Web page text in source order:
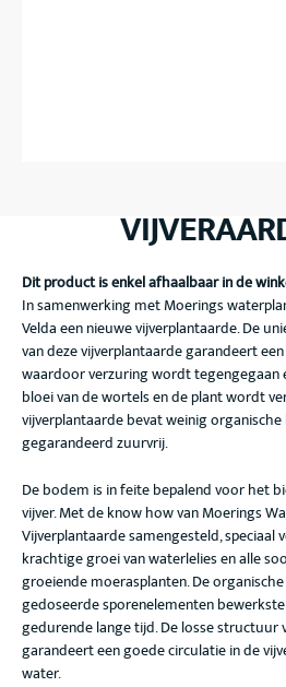
Dit product is enkel afhaalbaar in de
In samenwerking met Moerings
Velda een nieuwe vijverplantaarde. De
van deze vijverplantaarde garandeert
waardoor verzuring wordt tegengegaan
bloei van de wortels en de plant wordt
vijverplantaarde bevat weinig
gegarandeerd zuurvrij.
De bodem is in feite bepalend voor het
vijver. Met de know how van Moerings
Vijverplantaarde samengesteld, speciaal
krachtige groei van waterlelies en alle
groeiende moerasplanten. De
gedoseerde sporenelementen
gedurende lange tijd. De losse structuur
garandeert een goede circulatie in de
water.